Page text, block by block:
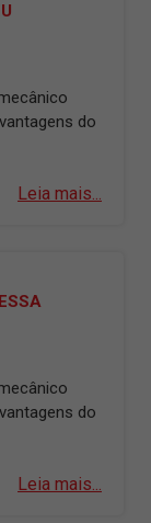
do
Leia mais...
do
Leia mais...